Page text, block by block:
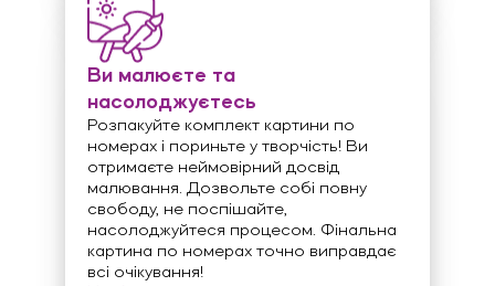
Ви малюєте та
насолоджуєтесь
Розпакуйте комплект картини по
номерах і пориньте у творчість! Ви
отримаєте неймовірний досвід
малювання. Дозвольте собі повну
свободу, не поспішайте,
насолоджуйтеся процесом. Фінальна
картина по номерах точно виправдає
всі очікування!